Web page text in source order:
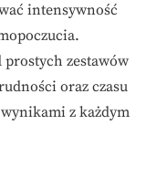
intensywność
prostych zestawów
oraz czasu
z każdym